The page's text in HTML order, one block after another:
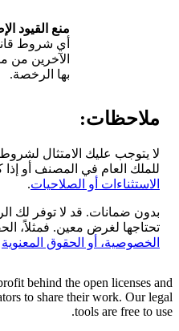
منع القيود
أي شروط
الآخرين من
بها الرخصة.
ملاحظات:
لا يتوجب عليك الامتثال
للملك العام في المصنف أو
الاستثناءات أو الصلاحيات.
بدون ضمانات. قد لا توفر لك
تحتاجها لغرض معين. فمثلاً،
الخصوصية، أو الحقوق المعنوية
behind the open licenses and
to share their work. Our legal
tools are free to use.